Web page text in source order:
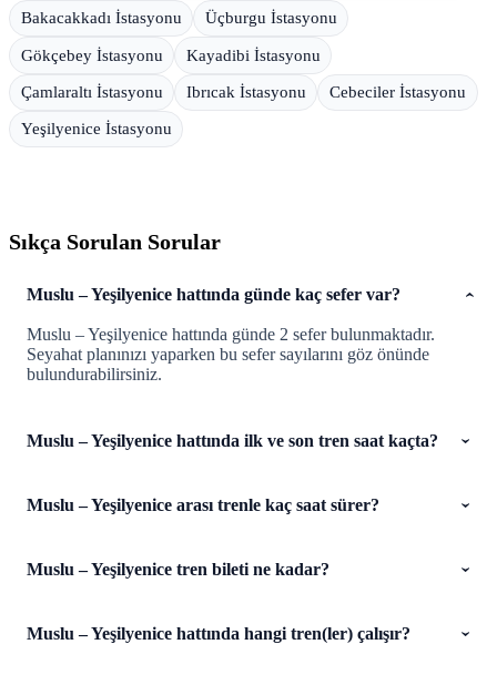
Bakacakkadı İstasyonu Üçburgu İstasyonu
Gökçebey İstasyonu Kayadibi İstasyonu
Çamlaraltı İstasyonu Ibrıcak İstasyonu Cebeciler İstasyonu
Yeşilyenice İstasyonu
Sıkça Sorulan Sorular
Muslu – Yeşilyenice hattında günde kaç sefer var?
Muslu – Yeşilyenice hattında günde 2 sefer bulunmaktadır.
Seyahat planınızı yaparken bu sefer sayılarını göz önünde
bulundurabilirsiniz.
Muslu – Yeşilyenice hattında ilk ve son tren saat kaçta?
Muslu – Yeşilyenice arası trenle kaç saat sürer?
Muslu – Yeşilyenice tren bileti ne kadar?
Muslu – Yeşilyenice hattında hangi tren(ler) çalışır?